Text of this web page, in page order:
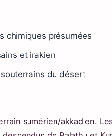
chimiques présumées
et irakien
du désert
sumérien/akkadien.